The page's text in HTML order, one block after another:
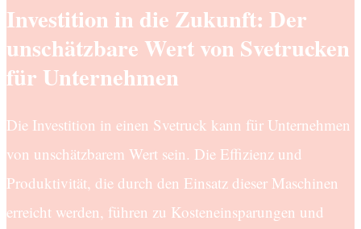
Investition in die Zukunft: Der
unschätzbare Wert von Svetrucken
für Unternehmen
Die Investition in einen Svetruck kann für Unternehmen
von unschätzbarem Wert sein. Die Effizienz und
Produktivität, die durch den Einsatz dieser Maschinen
erreicht werden, führen zu Kosteneinsparungen und